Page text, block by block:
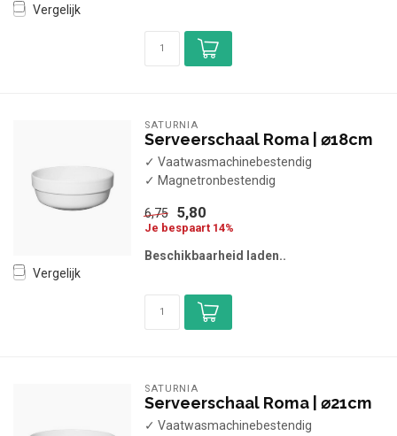
Vergelijk
Vergelijk
SATURNIA
Serveerschaal Roma | ⌀18cm
✓ Vaatwasmachinebestendig
✓ Magnetronbestendig
6,75 5,80
Je bespaart 14%
Beschikbaarheid laden..
SATURNIA
Serveerschaal Roma | ⌀21cm
✓ Vaatwasmachinebestendig